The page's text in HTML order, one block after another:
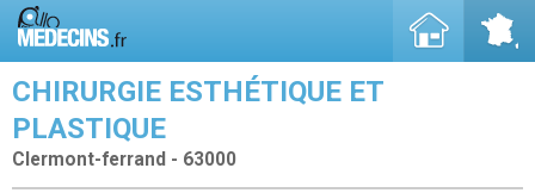
CHIRURGIE ESTHÉTIQUE ET
PLASTIQUE
Clermont-ferrand - 63000